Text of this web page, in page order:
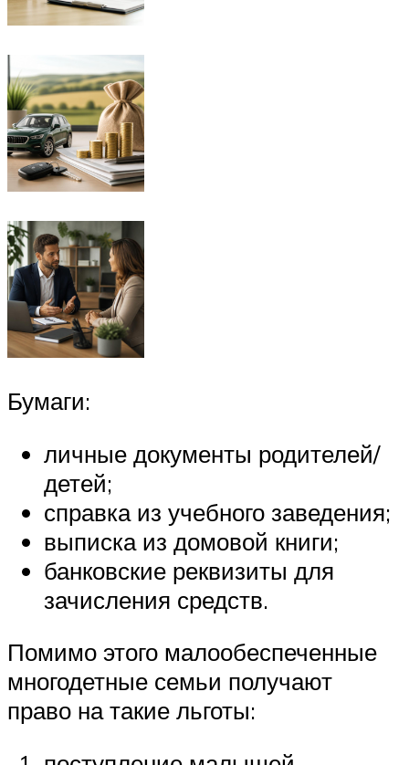
Бумаги:
личные документы родителей/
детей;
справка из учебного заведения;
выписка из домовой книги;
банковские реквизиты для
зачисления средств.
Помимо этого малообеспеченные
многодетные семьи получают
право на такие льготы: